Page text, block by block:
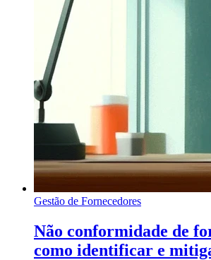
Gestão de Fornecedores
Não conformidade de
como identificar e